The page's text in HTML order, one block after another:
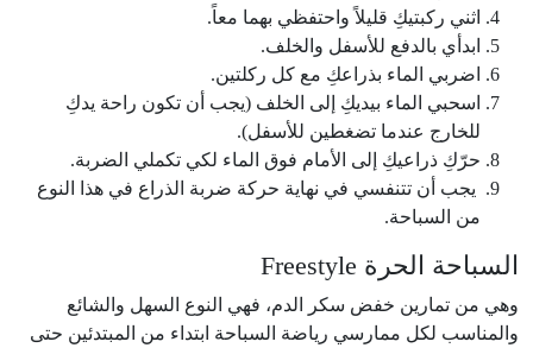
اثني ركبتيكِ قليلاً واحتفظي بهما معاً.
ابدأي بالدفع للأسفل والخلف.
اضربي الماء بذراعكِ مع كل ركلتين.
اسحبي الماء بيديكِ إلى الخلف (يجب أن تكون راحة يدكِ
للخارج عندما تضغطين للأسفل).
حرّكِ ذراعيكِ إلى الأمام فوق الماء لكي تكملي الضربة.
يجب أن تتنفسي في نهاية حركة ضربة الذراع في هذا النوع
من السباحة.
السباحة الحرة Freestyle
وهي من تمارين خفض سكر الدم، فهي النوع السهل والشائع
والمناسب لكل ممارسي رياضة السباحة ابتداء من المبتدئين حتى